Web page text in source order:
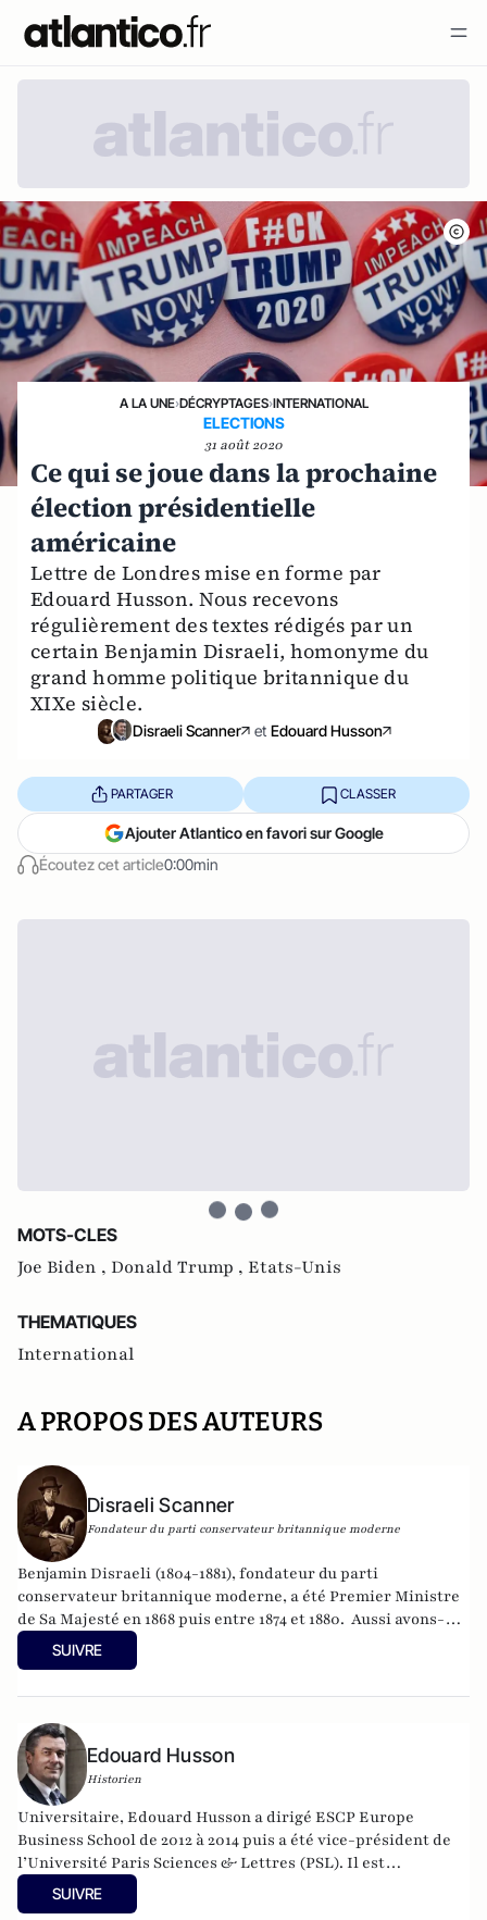
A LA UNE›DÉCRYPTAGES›INTERNATIONAL
ELECTIONS
31 août 2020
Ce qui se joue dans la prochaine
élection présidentielle
américaine
Lettre de Londres mise en forme par
Edouard Husson. Nous recevons
régulièrement des textes rédigés par un
certain Benjamin Disraeli, homonyme du
grand homme politique britannique du
XIXe siècle.
Disraeli Scanner et Edouard Husson
Écoutez cet article0:00min
PARTAGER CLASSER
Ajouter Atlantico en favori sur Google
MOTS-CLES
Joe Biden , Donald Trump , Etats-Unis
THEMATIQUES
International
A PROPOS DES AUTEURS
Disraeli Scanner
Fondateur du parti conservateur britannique moderne
Benjamin Disraeli (1804-1881), fondateur du parti
conservateur britannique moderne, a été Premier Ministre
de Sa Majesté en 1868 puis entre 1874 et 1880. Aussi avons-
nous été quelque peu surpris de recevoir, depuis quelques
semaines, des "lettres de Londres" signées par un
l'historien Edouard Husson de publier les textes reçus au
moment où se dessine, en France et dans le monde, un
nouveau clivage politique, entre "conservateurs" et
"libéraux". Peut être suivi aussi sur
SUIVRE
Edouard Husson
Historien
Universitaire, Edouard Husson a dirigé ESCP Europe
Business School de 2012 à 2014puis a été vice-président de
l’Université Paris Sciences & Lettres (PSL). Il est
actuellement professeur à l’Institut Franco-Allemand
d’Etudes Européennes (à l’Université de Cergy-Pontoise).
SUIVRE